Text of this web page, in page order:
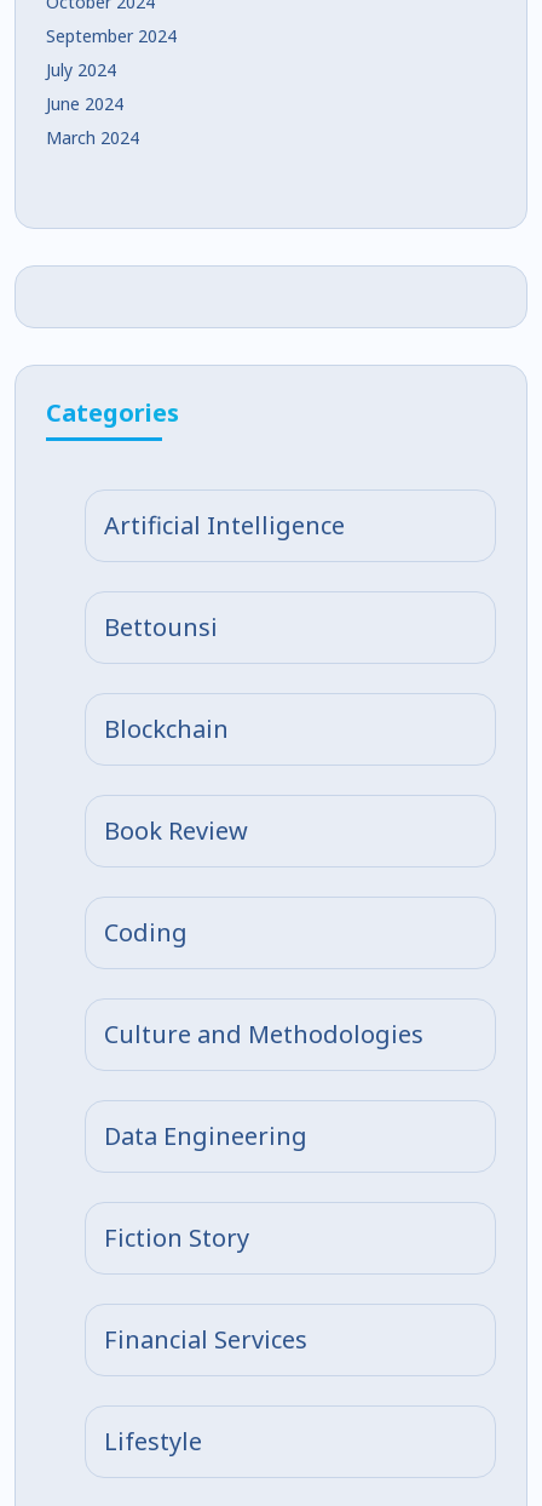
September 2024
July 2024
June 2024
March 2024
Categories
Artificial Intelligence
Bettounsi
Blockchain
Book Review
Coding
Culture and Methodologies
Data Engineering
Fiction Story
Financial Services
Lifestyle